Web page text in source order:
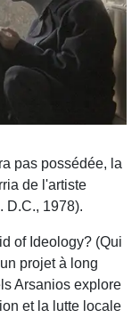
pas possédée, la
de l'artiste
D.C., 1978).
of Ideology? (Qui
projet à long
Arsanios explore
et la lutte locale